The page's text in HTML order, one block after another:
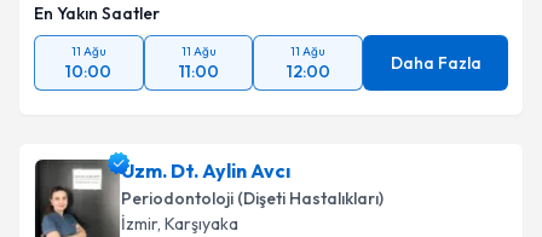
En Yakın Saatler
11 Ağu
10:00
11 Ağu
11:00
11 Ağu
12:00 Daha Fazla
Uzm. Dt. Aylin Avcı
Periodontoloji (Dişeti Hastalıkları)
İzmir, Karşıyaka